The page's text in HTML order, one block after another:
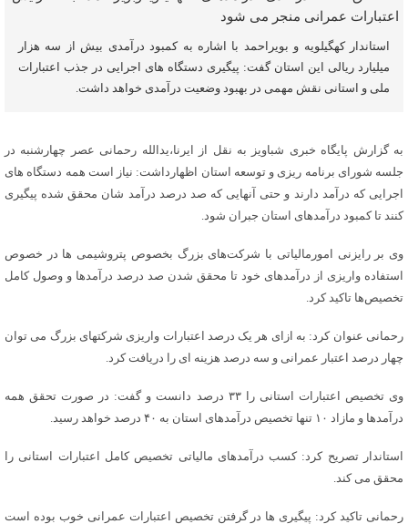
استاندار کهگیلویه و بویراحمد با اشاره به کمبود درآمدی بیش از سه هزار
میلیارد ریالی این استان گفت: پیگیری دستگاه های اجرایی در جذب اعتبارات
ملی و استانی نقش مهمی در بهبود وضعیت درآمدی خواهد داشت.
به گزارش پایگاه خبری شباویز به نقل از ایرنا،یدالله رحمانی عصر چهارشنبه در
جلسه شورای برنامه ریزی و توسعه استان اظهارداشت: نیاز است همه دستگاه های
اجرایی که درآمد دارند و حتی آنهایی که صد درصد درآمد شان محقق شده پیگیری
کنند تا کمبود درآمدهای استان جبران شود.
وی بر رایزنی امورمالیاتی با شرکت‌های بزرگ بخصوص پتروشیمی ها در خصوص
استفاده واریزی از درآمدهای خود تا محقق شدن صد درصد درآمدها و وصول کامل
تخصیص‌ها تاکید کرد.
رحمانی عنوان کرد: به ازای هر یک درصد اعتبارات واریزی شرکتهای بزرگ می توان
چهار درصد اعتبار عمرانی و سه درصد هزینه ای را دریافت کرد.
وی تخصیص اعتبارات استانی را ۳۳ درصد دانست و گفت: در صورت تحقق همه
درآمدها و مازاد ۱۰ تنها تخصیص درآمدهای استان به ۴۰ درصد خواهد رسید.
استاندار تصریح کرد: کسب درآمدهای مالیاتی تخصیص کامل اعتبارات استانی را
محقق می کند.
رحمانی تاکید کرد: پیگیری ها در گرفتن تخصیص اعتبارات عمرانی خوب بوده است